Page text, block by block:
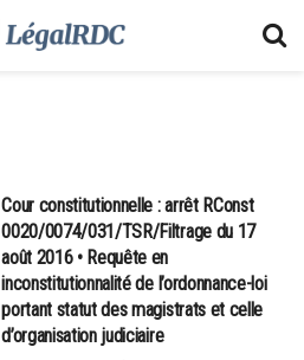
Cour constitutionnelle : arrêt RConst
0020/0074/031/TSR/Filtrage du 17
août 2016 • Requête en
inconstitutionnalité de l’ordonnance-loi
portant statut des magistrats et celle
d’organisation judiciaire